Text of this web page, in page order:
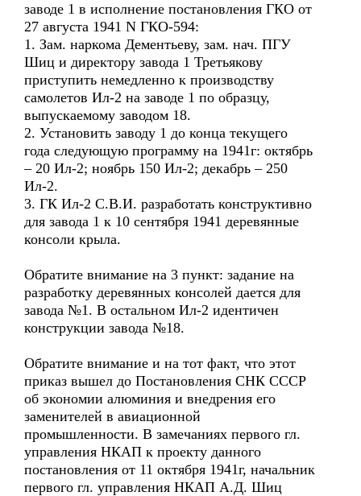
заводе 1 в исполнение постановления ГКО от
27 августа 1941 N ГКО-594:
1. Зам. наркома Дементьеву, зам. нач. ПГУ
Шиц и директору завода 1 Третьякову
приступить немедленно к производству
самолетов Ил-2 на заводе 1 по образцу,
выпускаемому заводом 18.
2. Установить заводу 1 до конца текущего
года следующую программу на 1941г: октябрь
– 20 Ил-2; ноябрь 150 Ил-2; декабрь – 250
Ил-2.
3. ГК Ил-2 С.В.И. разработать конструктивно
для завода 1 к 10 сентября 1941 деревянные
консоли крыла.
Обратите внимание на 3 пункт: задание на
разработку деревянных консолей дается для
завода №1. В остальном Ил-2 идентичен
конструкции завода №18.
Обратите внимание и на тот факт, что этот
приказ вышел до Постановления СНК СССР
об экономии алюминия и внедрения его
заменителей в авиационной
промышленности. В замечаниях первого гл.
управления НКАП к проекту данного
постановления от 11 октября 1941г, начальник
первого гл. управления НКАП А.Д. Шиц